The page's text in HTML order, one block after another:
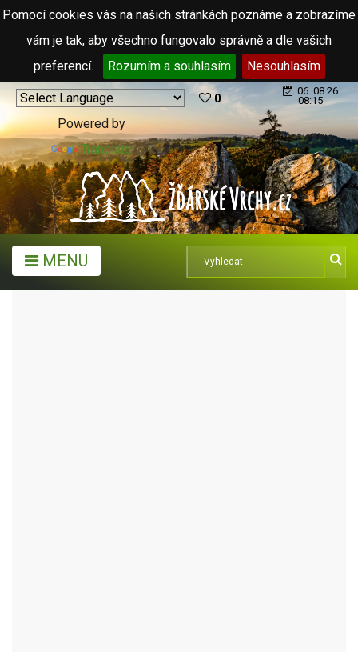
Pomocí cookies vás na našich stránkách poznáme a zobrazíme
vám je tak, aby všechno fungovalo správně a dle vašich
preferencí.
Rozumím a souhlasím Nesouhlasím
Powered by
Translate
0
06. 08.26
08:15
MENU